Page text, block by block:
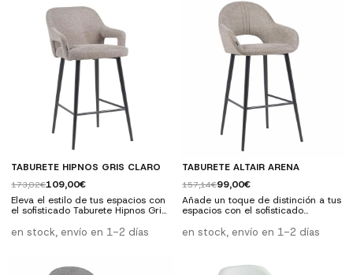
elección sobresaliente para barras
de cocina, islas, zonas de bar o
mesas altas. Gracias a su
mecanismo de ajuste de altura, se
islas centrales o mesas altas, tanto
en ambientes residenciales como
en establecimientos profesionales.
Una pieza que combina a la...
TABURETE HIPNOS GRIS CLARO
173,02€109,00€
Eleva el estilo de tus espacios con
el sofisticado Taburete Hipnos Gris
contemporáneo, realzado por su
suave tapizado en un tono gris
islas centrales o mesas altas, tanto
en stock, envío en 1-2 días
TABURETE ALTAIR ARENA
157,14€99,00€
Añade un toque de distinción a tus
espacios con el sofisticado
esbelto y contemporáneo,
complementado por su elegante
barras de cocina, islas o mesas
en stock, envío en 1-2 días